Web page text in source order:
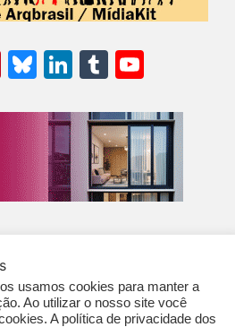
Pinterest
Bluesky
LinkedIn
Tumblr
PUBLICAÇÃO (CGP
usamos cookies para manter a
Ao utilizar o nosso site você
A política de privacidade dos